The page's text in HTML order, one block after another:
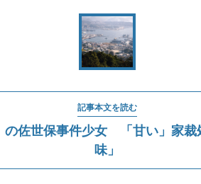
記事本文を読む
の佐世保事件少女 「甘い」家
味」